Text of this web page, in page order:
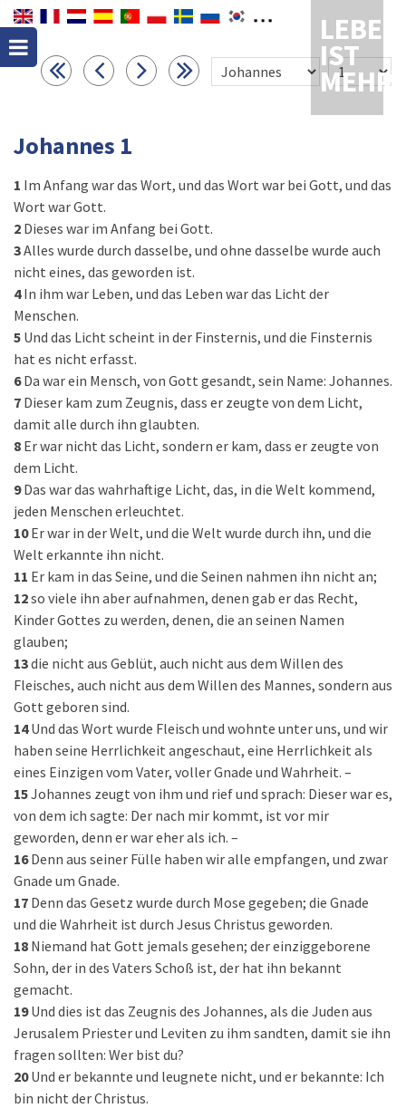
LEBEN
IST
MEHR
Johannes 1
1 Im Anfang war das Wort, und das Wort war bei Gott, und das
Wort war Gott.
2 Dieses war im Anfang bei Gott.
3Alles wurde durch dasselbe, und ohne dasselbe wurde auch
nicht eines, das geworden ist.
4 In ihm war Leben, und das Leben war das Licht der
Menschen.
5 Und das Licht scheint in der Finsternis, und die Finsternis
hat es nicht erfasst.
6 Da war ein Mensch, von Gott gesandt, sein Name: Johannes.
7 Dieser kam zum Zeugnis, dass er zeugte von dem Licht,
damit alle durch ihn glaubten.
8 Er war nicht das Licht, sondern er kam, dass er zeugte von
dem Licht.
9 Das war das wahrhaftige Licht, das, in die Welt kommend,
jeden Menschen erleuchtet.
10 Er war in der Welt, und die Welt wurde durch ihn, und die
Welt erkannte ihn nicht.
11 Er kam in das Seine, und die Seinen nahmen ihn nicht an;
12so viele ihn aber aufnahmen, denen gab er das Recht,
Kinder Gottes zu werden, denen, die an seinen Namen
glauben;
13die nicht aus Geblüt, auch nicht aus dem Willen des
Fleisches, auch nicht aus dem Willen des Mannes, sondern aus
Gott geboren sind.
14 Und das Wort wurde Fleisch und wohnte unter uns, und wir
haben seine Herrlichkeit angeschaut, eine Herrlichkeit als
eines Einzigen vom Vater, voller Gnade und Wahrheit. –
15Johannes zeugt von ihm und rief und sprach: Dieser war es,
von dem ich sagte: Der nach mir kommt, ist vor mir
geworden, denn er war eher als ich. –
16 Denn aus seiner Fülle haben wir alle empfangen, und zwar
Gnade um Gnade.
17 Denn das Gesetz wurde durch Mose gegeben; die Gnade
und die Wahrheit ist durch Jesus Christus geworden.
18 Niemand hat Gott jemals gesehen; der einziggeborene
Sohn, der in des Vaters Schoß ist, der hat ihn bekannt
gemacht.
19 Und dies ist das Zeugnis des Johannes, als die Juden aus
Jerusalem Priester und Leviten zu ihm sandten, damit sie ihn
fragen sollten: Wer bist du?
20 Und er bekannte und leugnete nicht, und er bekannte: Ich
bin nicht der Christus.